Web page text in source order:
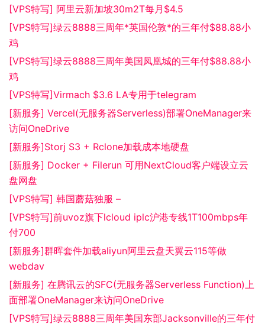
[VPS特写] 阿里云新加坡30m2T每月$4.5
[VPS特写]绿云8888三周年*英国伦敦*的三年付$88.88小
鸡
[VPS特写]绿云8888三周年美国凤凰城的三年付$88.88小
鸡
[VPS特写]Virmach $3.6 LA专用于telegram
[新服务] Vercel(无服务器Serverless)部署OneManager来
访问OneDrive
[新服务]Storj S3 + Rclone加载成本地硬盘
[新服务] Docker + Filerun 可用NextCloud客户端设立云
盘网盘
[VPS特写] 韩国蘑菇独服 –
[VPS特写]前uvoz旗下lcloud iplc沪港专线1T100mbps年
付700
[新服务]群晖套件加载aliyun阿里云盘天翼云115等做
webdav
[新服务] 在腾讯云的SFC(无服务器Serverless Function)上
面部署OneManager来访问OneDrive
[VPS特写]绿云8888三周年美国东部Jacksonville的三年付